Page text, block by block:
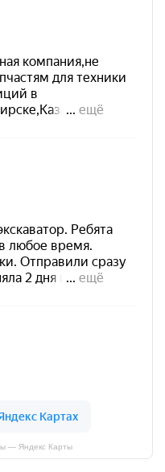
— Яндекс Карты